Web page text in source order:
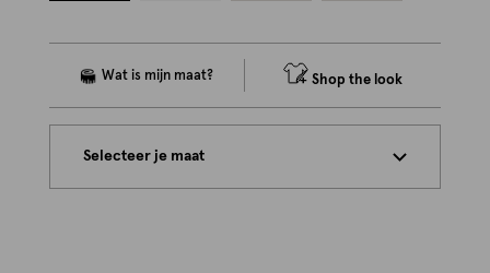
Shop the look
Selecteer je maat